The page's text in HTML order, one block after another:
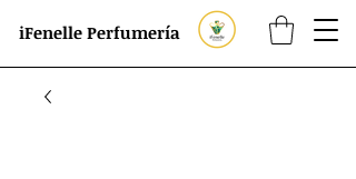
iFenelle Perfumería